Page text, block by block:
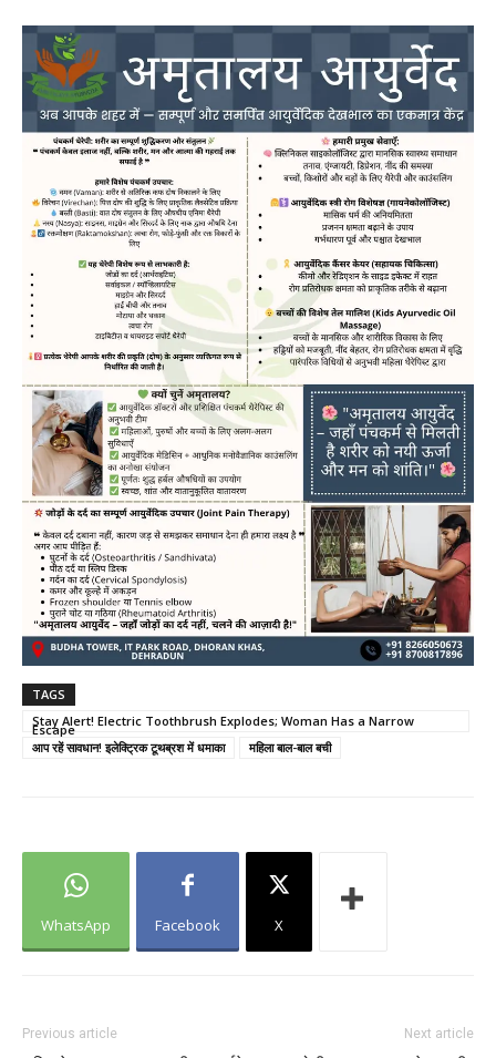
TAGS
Stay Alert! Electric Toothbrush Explodes; Woman Has a Narrow
Escape
आप रहें सावधान! इलेक्ट्रिक टूथब्रश में धमाका
महिला बाल-बाल बची
WhatsApp Facebook X
Previous article Next article